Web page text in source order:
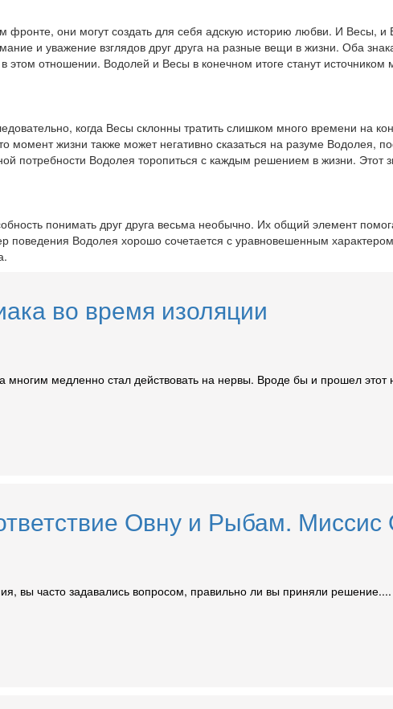
фронте, они могут создать для себя адскую историю любви. И Весы,
и уважение взглядов друг друга на разные вещи в жизни. Оба
этом отношении. Водолей и Весы в конечном итоге станут источником
когда Весы склонны тратить слишком много времени на
момент жизни также может негативно сказаться на разуме Водолея,
потребности Водолея торопиться с каждым решением в жизни.
понимать друг друга весьма необычно. Их общий элемент
поведения Водолея хорошо сочетается с уравновешенным
во время изоляции
многим медленно стал действовать на нервы. Вроде бы и прошел
Овну и Рыбам.
вы часто задавались вопросом, правильно ли вы приняли решение....